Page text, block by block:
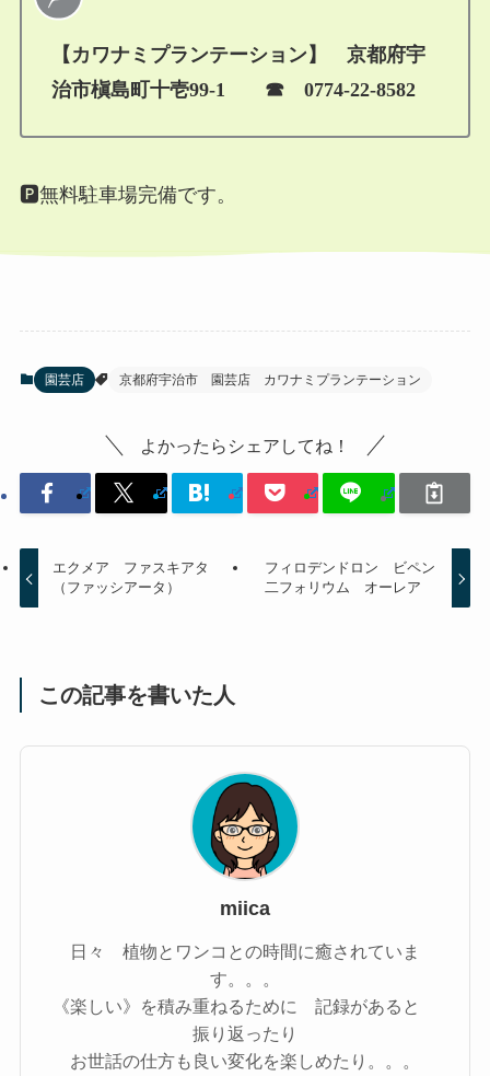
【カワナミプランテーション】 京都府宇
治市槇島町十壱99-1 ☎ 0774-22-8582
🅿無料駐車場完備です。
園芸店 京都府宇治市 園芸店 カワナミプランテーション
よかったらシェアしてね！
エクメア ファスキアタ
（ファッシアータ）
フィロデンドロン ビペン
二フォリウム オーレア
この記事を書いた人
miica
日々 植物とワンコとの時間に癒されていま
す。。。
《楽しい》を積み重ねるために 記録があると
振り返ったり
お世話の仕方も良い変化を楽しめたり。。。